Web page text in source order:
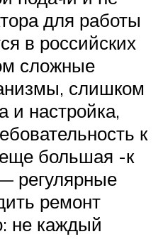
для работы
в российских
сложные
слишком
и настройка,
к
большая -к
регулярные
ремонт
не каждый